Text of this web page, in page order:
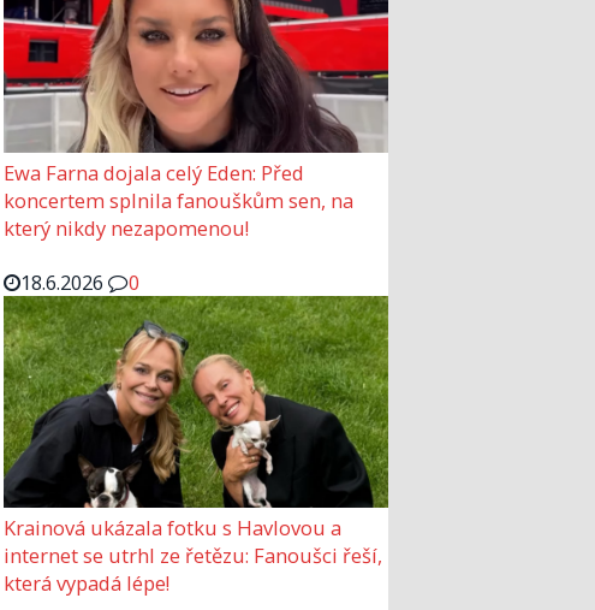
Ewa Farna dojala celý Eden: Před
koncertem splnila fanouškům sen, na
který nikdy nezapomenou!
18.6.2026
0
Krainová ukázala fotku s Havlovou a
internet se utrhl ze řetězu: Fanoušci řeší,
která vypadá lépe!